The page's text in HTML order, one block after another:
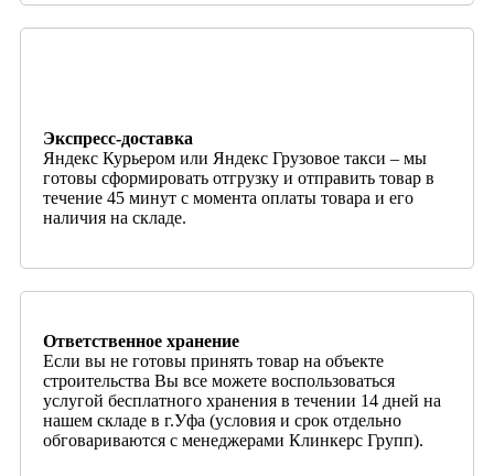
Экспресс-доставка
Яндекс Курьером или Яндекс Грузовое такси – мы
готовы сформировать отгрузку и отправить товар в
течение 45 минут с момента оплаты товара и его
наличия на складе.
Ответственное хранение
Если вы не готовы принять товар на объекте
строительства Вы все можете воспользоваться
услугой бесплатного хранения в течении 14 дней на
нашем складе в г.Уфа (условия и срок отдельно
обговариваются с менеджерами Клинкерс Групп).